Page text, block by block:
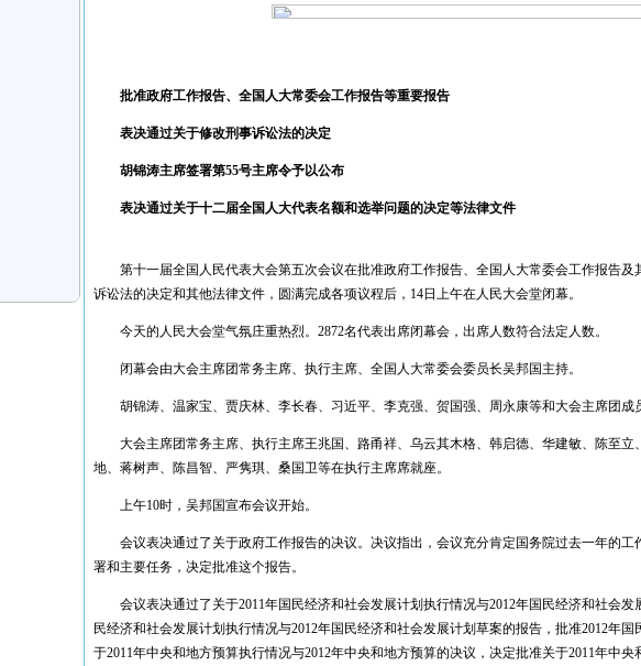
楼
批准政府工作报告、全国人大常委会工作报告等重要报告
表决通过关于修改刑事诉讼法的决定
胡锦涛主席签署第55号主席令予以公布
表决通过关于十二届全国人大代表名额和选举问题的决定等法律文件
第十一届全国人民代表大会第五次会议在批准政府工作报告、全国人大常委会工作报告及
诉讼法的决定和其他法律文件，圆满完成各项议程后，14日上午在人民大会堂闭幕。
今天的人民大会堂气氛庄重热烈。2872名代表出席闭幕会，出席人数符合法定人数。
闭幕会由大会主席团常务主席、执行主席、全国人大常委会委员长吴邦国主持。
胡锦涛、温家宝、贾庆林、李长春、习近平、李克强、贺国强、周永康等和大会主席团成
大会主席团常务主席、执行主席王兆国、路甬祥、乌云其木格、韩启德、华建敏、陈至立
地、蒋树声、陈昌智、严隽琪、桑国卫等在执行主席席就座。
上午10时，吴邦国宣布会议开始。
会议表决通过了关于政府工作报告的决议。决议指出，会议充分肯定国务院过去一年的工
署和主要任务，决定批准这个报告。
会议表决通过了关于2011年国民经济和社会发展计划执行情况与2012年国民经济和社会发
民经济和社会发展计划执行情况与2012年国民经济和社会发展计划草案的报告，批准2012年
于2011年中央和地方预算执行情况与2012年中央和地方预算的决议，决定批准关于2011年中